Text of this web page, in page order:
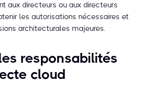
aux directeurs ou aux directeurs
les autorisations nécessaires et
architecturales majeures.
responsabilités
cloud